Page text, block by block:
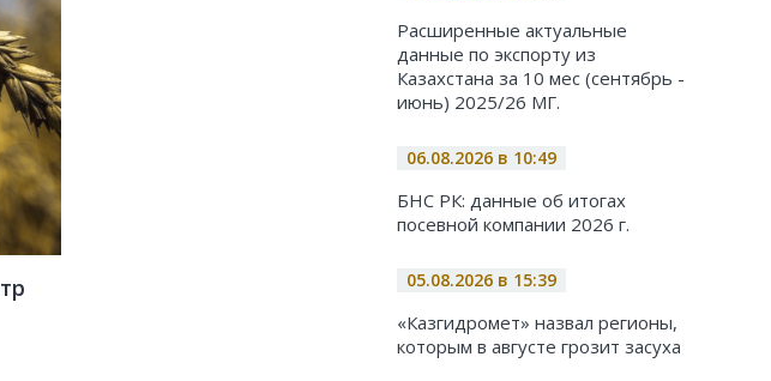
Расширенные актуальные
данные по экспорту из
Казахстана за 10 мес (сентябрь -
июнь) 2025/26 МГ.
06.08.2026 в 10:49
БНС РК: данные об итогах
посевной компании 2026 г.
05.08.2026 в 15:39
«Казгидромет» назвал регионы,
которым в августе грозит засуха